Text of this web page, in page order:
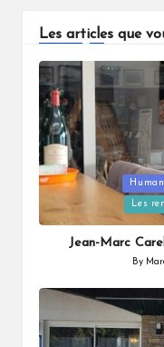
Les articles que
Posted
Les
Jean-Marc
Posted
By